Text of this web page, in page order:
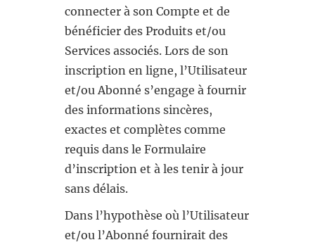
connecter à son Compte et de
bénéficier des Produits et/ou
Services associés. Lors de son
inscription en ligne, l’Utilisateur
et/ou Abonné s’engage à fournir
des informations sincères,
exactes et complètes comme
requis dans le Formulaire
d’inscription et à les tenir à jour
sans délais.
Dans l’hypothèse où l’Utilisateur
et/ou l’Abonné fournirait des